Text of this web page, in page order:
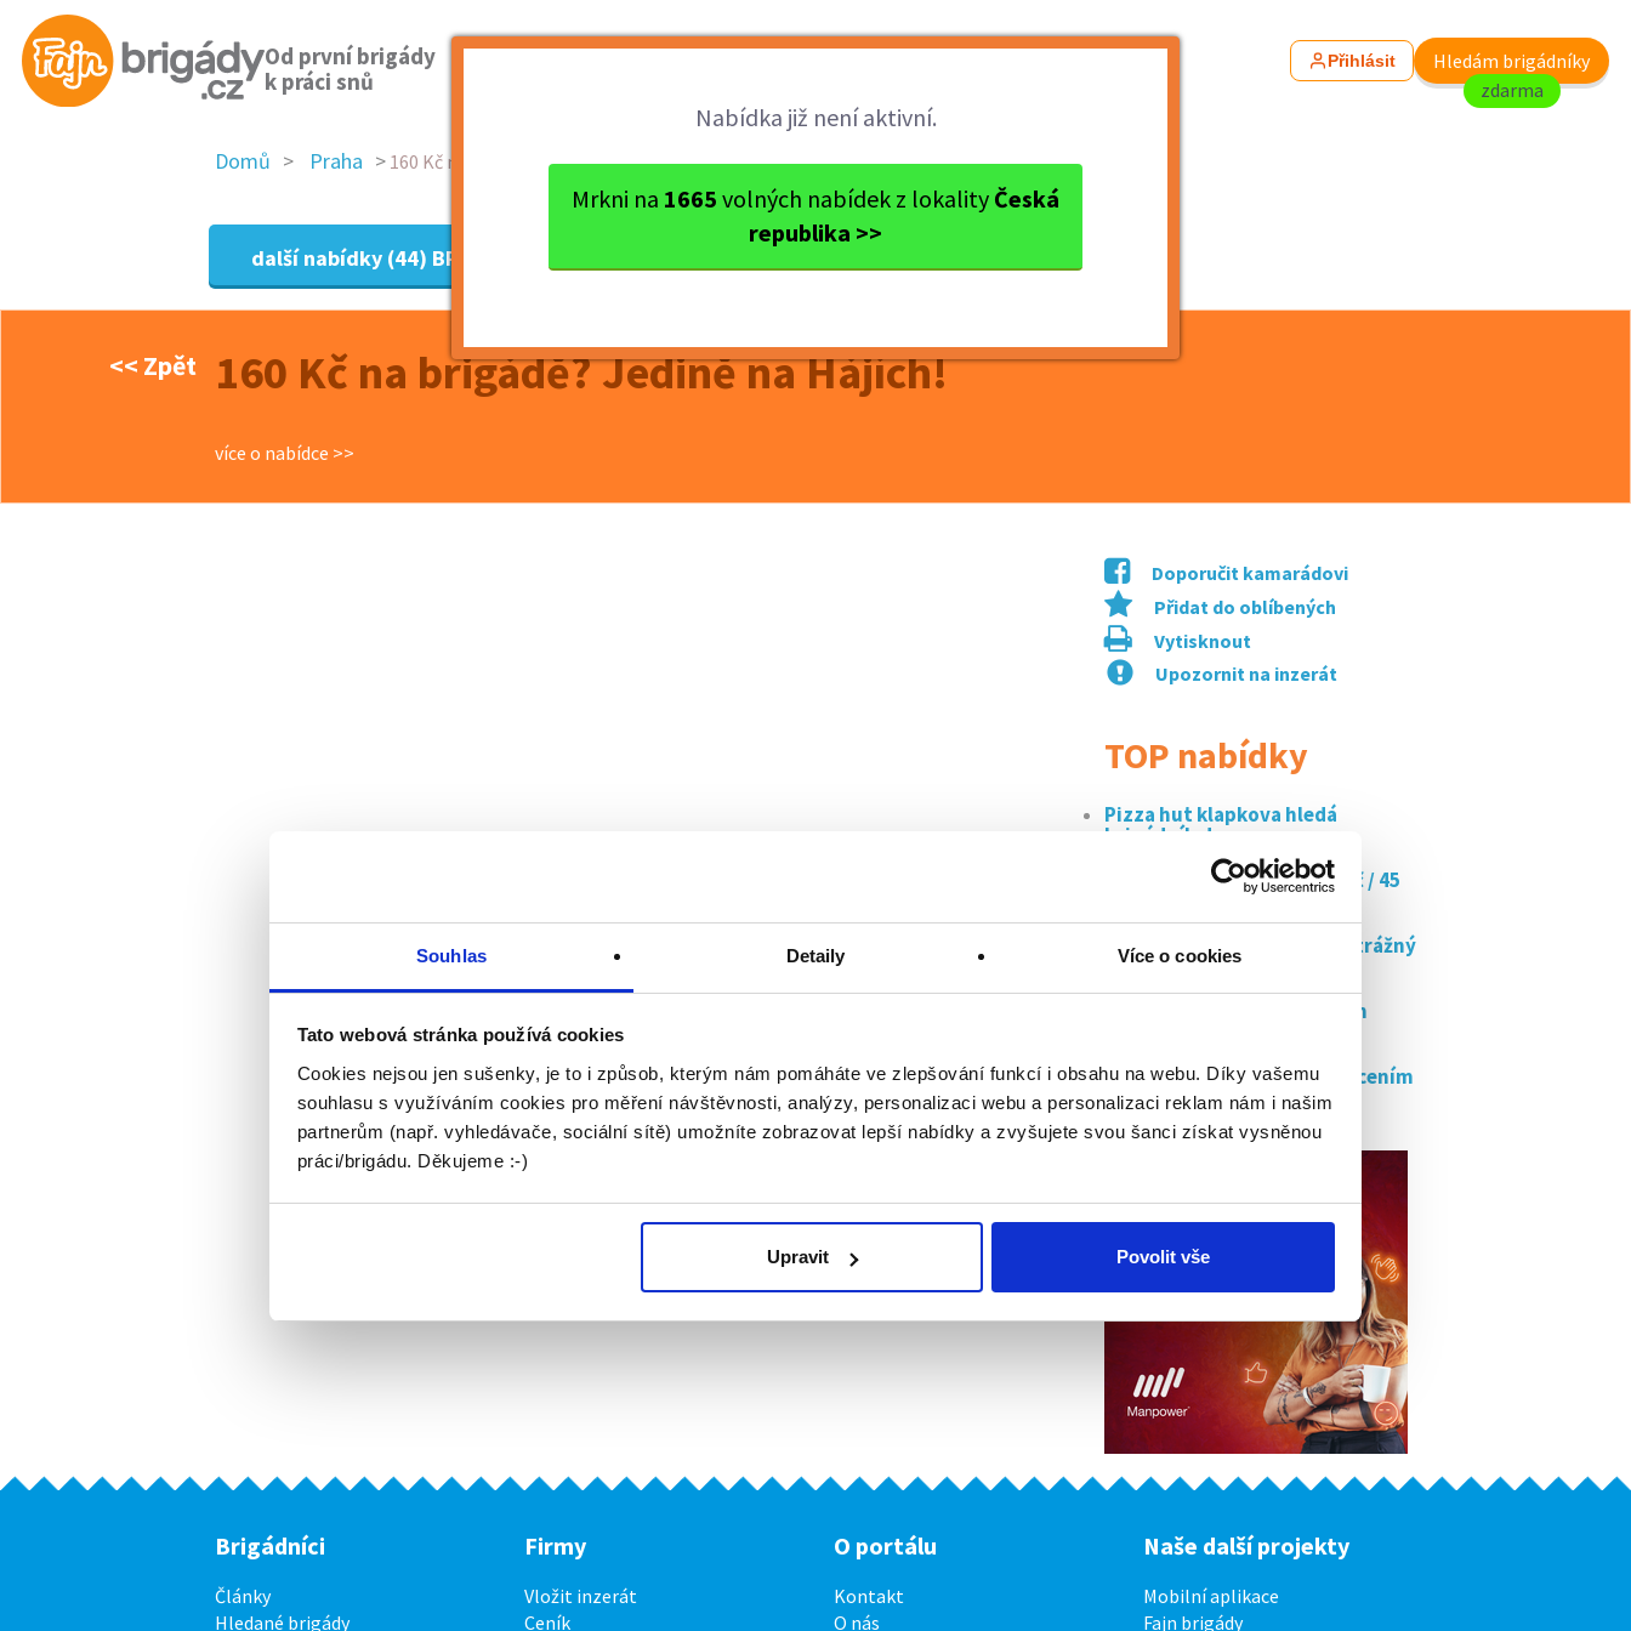
Souhlas Detaily Více o cookies
Tato webová stránka používá cookies
Cookies nejsou jen sušenky, je to i způsob, kterým nám pomáháte ve zlepšování funkcí i obsahu na webu. Díky vašemu
souhlasu s využíváním cookies pro měření návštěvnosti, analýzy, personalizaci webu a personalizaci reklam nám i našim
partnerům (např. vyhledávače, sociální sítě) umožníte zobrazovat lepší nabídky a zvyšujete svou šanci získat vysněnou
práci/brigádu. Děkujeme :-)
Upravit Povolit vše
Od první brigády
k práci snů
Přihlásit
Hledám brigádníky
zdarma
Nabídka již není aktivní.
Mrkni na 1665 volných nabídek z lokality Česká
republika >>
Domů Praha 160 Kč na brigádě? Jedině n...
další nabídky (44) BRIGÁDY PRAHA 4
<< Zpět 160 Kč na brigádě? Jedině na Hájích!
více o nabídce >>
Doporučit kamarádovi
Přidat do oblíbených
Vytisknout
Upozornit na inzerát
TOP nabídky
Pizza hut klapkova hledá
brigádníky!
Doučujte s námi až za 350 kč / 45
Bezpečnostní pracovník / strážný
–...
Brigáda: vyklízení veřejných
Navolávání schůzek s vyplácením
týdně !
Brigádníci
Články
Hledané brigády
Firmy
Vložit inzerát
Ceník
O portálu
Kontakt
O nás
Naše další projekty
Mobilní aplikace
Fajn brigády